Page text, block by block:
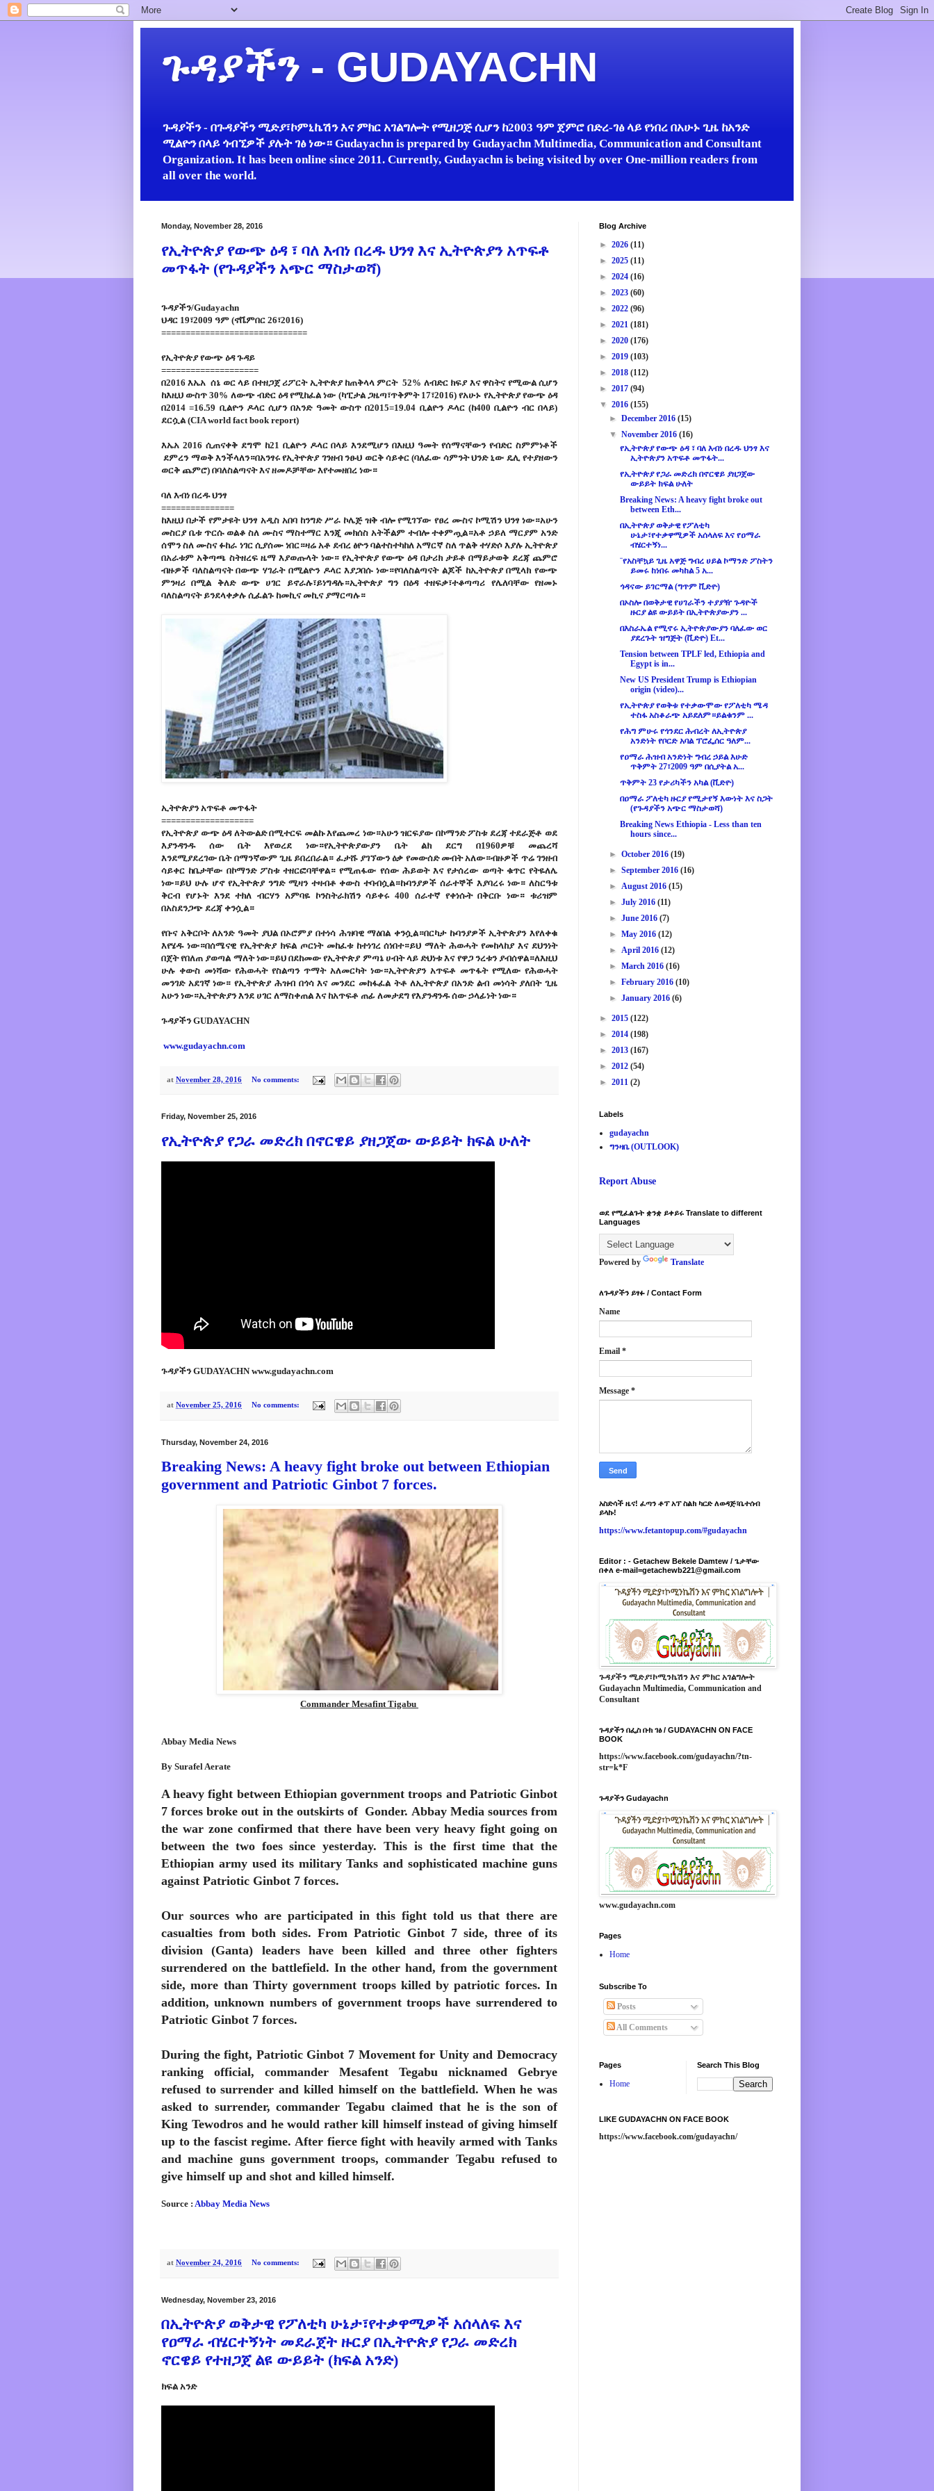
ጉዳያችን - GUDAYACHN
ጉዳያችን - በጉዳያችን ሚድያ፣ኮምኒኬሽን እና ምክር አገልግሎት የሚዘጋጅ ሲሆን ከ2003 ዓም ጀምሮ በድረ-ገፅ ላይ የነበረ በአሁኑ ጊዜ ከአንድ
ሚልዮን በላይ ጎብኚዎች ያሉት ገፅ ነው። Gudayachn is prepared by Gudayachn Multimedia, Communication and Consultant
Organization. It has been online since 2011. Currently, Gudayachn is being visited by over One-million readers from
all over the world.
Monday, November 28, 2016
የኢትዮጵያ የውጭ ዕዳ ፣ ባለ እብነ በረዱ ህንፃ እና ኢትዮጵያን አጥፍቶ
መጥፋት (የጉዳያችን አጭር ማስታወሻ)
ጉዳያችን/Gudayachn
ህዳር 19፣2009 ዓም (ኖቬምበር 26፣2016)
==============================
የኢትዮጵያ የውጭ ዕዳ ጉዳይ
====================
በ2016 እኤአ ሰኔ ወር ላይ በተዘጋጀ ሪፖርት ኢትዮጵያ ከጠቅላላ ምርት 52% ለብድር ክፍያ እና ዋስትና የሚውል ሲሆን
ከእዚህ ውስጥ 30% ለውጭ ብድር ዕዳ የሚከፈል ነው (ካፒታል ጋዜጣ፣ጥቅምት 17፣2016) የአሁኑ የኢትዮጵያ የውጭ ዕዳ
በ2014 =16.59 ቢልዮን ዶላር ሲሆን በአንድ ዓመት ውስጥ በ2015=19.04 ቢልዮን ዶላር (ከ400 ቢልዮን ብር በላይ)
ደርሷል (CIA world fact book report)
እኤአ 2016 ሲጠናቀቅ ደግሞ ከ21 ቢልዮን ዶላር በላይ እንደሚሆን በእዚህ ዓመት የሰማናቸውን የብድር ስምምነቶች
ደምረን ማወቅ እንችላለን።በአንፃሩ የኢትዮጵያ ገንዘብ ንፁህ ወርቅ ሳይቀር (ባለፈው ሳምንት ህንድ ኒው ዴሊ የተያዘውን
ወርቅ ጨምሮ) በባለስልጣናት እና ዘመዶቻቸው እየተመዘበረ ነው።
ባለ እብነ በረዱ ህንፃ
===============
ከእዚህ በታች የምታዩት ህንፃ አዲስ አበባ ከንግድ ሥራ ኮሌጅ ዝቅ ብሎ የሚገኘው የፀረ ሙስና ኮሚሽን ህንፃ ነው።አሁን
መስርያ ቤቱ ጥርሱ ወልቆ ስለ ሙስና ማስተማር እንጂ መክሰስ አትችልም ተብሎ ተቀምጧል።አቶ ኃይለ ማርያም አንድ
ሰሞን ስለ ሙስና ፉከራ ነገር ሲያሰሙ ነበር።ዛሬ አቶ ደብረ ፅዮን ባልተስተካከለ አማርኛ ስለ ጥልቅ ተሃድሶ እያሉ ኢትዮጵያ
በአራቱም አቅጣጫ ስትዘረፍ ዜማ እያወጡላት ነው። የኢትዮጵያ የውጭ ዕዳ በታሪክ ታይቶ በማይታወቅ ደረጃ ጨምሮ
ብዙዎች ባለስልጣናት በውጭ ሃገራት በሚልዮን ዶላር እያጋበሱ ነው።የባለስልጣናት ልጆች ከኢትዮጵያ በሚላክ የውጭ
ምንዛሪ በሚል ቅለድ ውጭ ሀገር ይኖራሉ፣ይነግዳሉ።ኢትዮጵያ ግን በዕዳ ተዘፍቃ፣ተቆጣጣሪ የሌለባቸው የዘመኑ
ባለስልጣናት ይንደላቀቃሉ ሲፈልጉ ከመኪና መኪና ያማርጣሉ።
ኢትዮጵያን አጥፍቶ መጥፋት
===================
የኢትዮጵያ ውጭ ዕዳ ለትውልድ በሚተርፍ መልኩ እየጨመረ ነው።አሁን ዝርፍያው በኮማንድ ፖስቱ ደረጃ ተደራጅቶ ወደ
እያንዳንዱ ሰው ቤት እየወረደ ነው።የኢትዮጵያውያን ቤት ልክ ደርግ በ1960ዎቹ መጨረሻ
እንደሚያደረገው ቤት በማንኛውም ጊዜ ይበረበራል። ፈታሹ ያገኘውን ዕቃ የመውሰድ መብት አለው።ብዙዎች ጥሬ ገንዘብ
ሳይቀር ከቤታቸው በኮማንድ ፖስቱ ተዘርፎባቸዋል። የሚጠፋው የሰው ሕይወት እና የታሰረው ወጣት ቁጥር የትዬለሌ
ነው።ይህ ሁሉ ሆኖ የኢትዮጵያ ንግድ ሚዛን ተዛብቶ ቀውስ ተባብሷል።ኩባንያዎች ሰራተኞች እያባረሩ ነው። ለስርዓቱ
ቅርብ የሆኑት እንደ ተክለ ብርሃን አምባዬ ኮንስትራክሽን ሳይቀሩ 400 ሰራተኛ የቀነሱት በቅርቡ ነው። ቱሪዝም
በአስደንጋጭ ደረጃ ቀንሷል።
የቡና አቅርቦት ለአንድ ዓመት ያህልበኦሮምያ በተነሳ ሕዝባዊ ማዕበል ቀንሷል።በርካታ ኩባንያዎች ኢትዮጵያን እየለቀቁ
እየሄዱ ነው።በሰሜናዊ የኢትዮጵያ ክፍል ጦርነት መከፈቱ ከተነገረ ሰነበተ።ይህ ማለት ሕወሓት የመከላከያ እና ደህንነት
በጀት የበለጠ ያወጣል ማለት ነው።ይህ በደከመው የኢትዮጵያ ምጣኔ ሀብት ላይ ድህነቱ እና የዋጋ ንረቱን ያብሰዋል።ለእዚህ
ሁሉ ቀውስ መነሻው የሕወሓት የስልጣን ጥማት አለመርካት ነው።ኢትዮጵያን አጥፍቶ መጥፋት የሚለው የሕወሓት
መንገድ አደገኛ ነው። የኢትዮጵያ ሕዝብ በጎሳ እና መንደር መከፋፈል ትቶ ለኢትዮጵያ በአንድ ልብ መነሳት ያለበት ጊዜ
አሁን ነው።ኢትዮጵያን እንደ ሀገር ለማስቀጠል እና ከአጥፍቶ ጠፊ ለመታደግ የእያንዳንዱ ሰው ኃላፊነት ነው።
ጉዳያችን GUDAYACHN
www.gudayachn.com
at November 28, 2016 No comments:
Friday, November 25, 2016
የኢትዮጵያ የጋራ መድረክ በኖርዌይ ያዘጋጀው ውይይት ክፍል ሁለት
ጉዳያችን GUDAYACHN www.gudayachn.com
at November 25, 2016 No comments:
Thursday, November 24, 2016
Breaking News: A heavy fight broke out between Ethiopian
government and Patriotic Ginbot 7 forces.
Commander Mesafint Tigabu
Abbay Media News
By Surafel Aerate
A heavy fight between Ethiopian government troops and Patriotic Ginbot
7 forces broke out in the outskirts of Gonder. Abbay Media sources from
the war zone confirmed that there have been very heavy fight going on
between the two foes since yesterday. This is the first time that the
Ethiopian army used its military Tanks and sophisticated machine guns
against Patriotic Ginbot 7 forces.
Our sources who are participated in this fight told us that there are
casualties from both sides. From Patriotic Ginbot 7 side, three of its
division (Ganta) leaders have been killed and three other fighters
surrendered on the battlefield. In the other hand, from the government
side, more than Thirty government troops killed by patriotic forces. In
addition, unknown numbers of government troops have surrendered to
Patriotic Ginbot 7 forces.
During the fight, Patriotic Ginbot 7 Movement for Unity and Democracy
ranking official, commander Mesafent Tegabu nicknamed Gebrye
refused to surrender and killed himself on the battlefield. When he was
asked to surrender, commander Tegabu claimed that he is the son of
King Tewodros and he would rather kill himself instead of giving himself
up to the fascist regime. After fierce fight with heavily armed with Tanks
and machine guns government troops, commander Tegabu refused to
give himself up and shot and killed himself.
Source : Abbay Media News
at November 24, 2016 No comments:
Wednesday, November 23, 2016
በኢትዮጵያ ወቅታዊ የፖለቲካ ሁኔታ፣የተቃዋሚዎች አሰላለፍ እና
የዐማራ ብሄርተኝነት መደራጀት ዙርያ በኢትዮጵያ የጋራ መድረክ
ኖርዌይ የተዘጋጀ ልዩ ውይይት (ክፍል አንድ)
ክፍል አንድ
Blog Archive
► 2026 (11)
► 2025 (11)
► 2024 (16)
► 2023 (60)
► 2022 (96)
► 2021 (181)
► 2020 (176)
► 2019 (103)
► 2018 (112)
► 2017 (94)
▼ 2016 (155)
►December 2016(15)
▼November 2016(16)
የኢትዮጵያ የውጭ ዕዳ ፣ ባለ እብነ በረዱ ህንፃ እና
ኢትዮጵያን አጥፍቶ መጥፋት...
የኢትዮጵያ የጋራ መድረክ በኖርዌይ ያዘጋጀው
ውይይት ክፍል ሁለት
Breaking News: A heavy fight broke out
between Eth...
በኢትዮጵያ ወቅታዊ የፖለቲካ
ሁኔታ፣የተቃዋሚዎች አሰላለፍ እና የዐማራ
ብሄርተኝነ...
¨የአስቸኳይ ጊዜ አዋጅ ግብረ ሀይል ኮማንድ ፖስትን
ይመሩ ከነበሩ መካከል 5 አ...
ጎዳናው ይገርማል (ግጥም ቪድዮ)
በኦስሎ በወቅታዊ የሀገራችን ተያያዥ ጉዳዮች
ዙርያ ልዩ ውይይት በኢትዮጵያውያን ...
በእስራኤል የሚኖሩ ኢትዮጵያውያን ባለፈው ወር
ያደረጉት ዝግጅት (ቪድዮ) Et...
Tension between TPLF led, Ethiopia and
Egypt is in...
New US President Trump is Ethiopian
origin (video)...
የኢትዮጵያ የወቅቱ የተቃውሞው የፖለቲካ ሜዳ
ተስፋ አስቆራጭ አይደለም።ይልቁንም ...
የሕግ ምሁሩ የጎንደር ሕብረት ለኢትዮጵያ
አንድነት የቦርድ አባል ፕሮፌሰር ዓለም...
የዐማራ ሕዝብ አንድነት ግብረ ኃይል እሁድ
ጥቅምት 27፣2009 ዓም በሲያትል አ...
ጥቅምት 23 የታሪካችን አካል (ቪድዮ)
በዐማራ ፖለቲካ ዙርያ የሚታየኝ እውነት እና ስጋት
(የጉዳያችን አጭር ማስታወሻ)
Breaking News Ethiopia - Less than ten
hours since...
►October 2016(19)
►September 2016(16)
►August 2016(15)
►July 2016(11)
►June 2016(7)
►May 2016(12)
►April 2016(12)
►March 2016(16)
►February 2016(10)
►January 2016(6)
► 2015 (122)
► 2014 (198)
► 2013 (167)
► 2012 (54)
► 2011 (2)
Labels
gudayachn
ግንዛቤ (OUTLOOK)
Report Abuse
ወደ የሚፈልጉት ቋንቋ ይቀይሩ Translate to different
Languages
Powered by Translate
ለጉዳያችን ይፃፉ / Contact Form
Name
Email *
Message *
አስድሳች ዜና! ፈጣን ቶፕ አፕ ስልክ ካርድ ለወዳጅ፣ቤተሰብ
ይላኩ!
https://www.fetantopup.com/#gudayachn
Editor : - Getachew Bekele Damtew / ጌታቸው
በቀለ e-mail=getachewb221@gmail.com
ጉዳያችን ሚድያ፣ኮሚንኬሽን እና ምክር አገልግሎት
Gudayachn Multimedia, Communication and
Consultant
ጉዳያችን በፌስ ቡክ ገፅ / GUDAYACHN ON FACE
BOOK
https://www.facebook.com/gudayachn/?tn-
str=k*F
ጉዳያችን Gudayachn
www.gudayachn.com
Pages
Home
Subscribe To
Posts
All Comments
Pages
Home
Search This Blog
LIKE GUDAYACHN ON FACE BOOK
https://www.facebook.com/gudayachn/